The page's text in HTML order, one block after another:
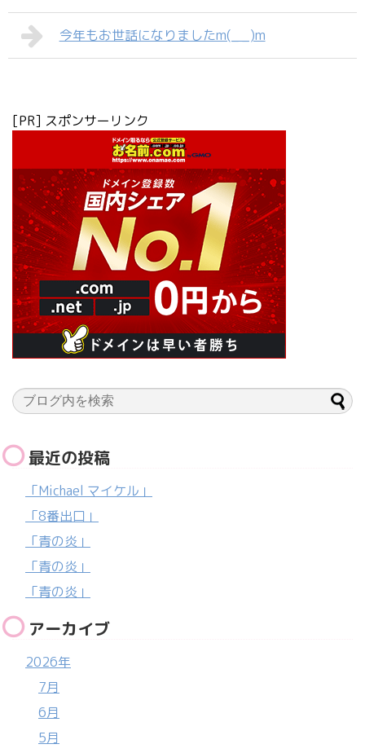
今年もお世話になりましたm(_ _)m
[PR] スポンサーリンク
最近の投稿
「Michael マイケル」
「8番出口」
「青の炎」
「青の炎」
「青の炎」
アーカイブ
2026年
7月
6月
5月